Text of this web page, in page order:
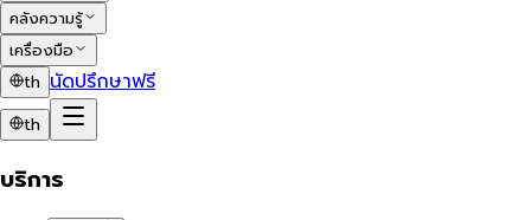
คลังความรู้
เครื่องมือ
th นัดปรึกษาฟรี
th
บริการ